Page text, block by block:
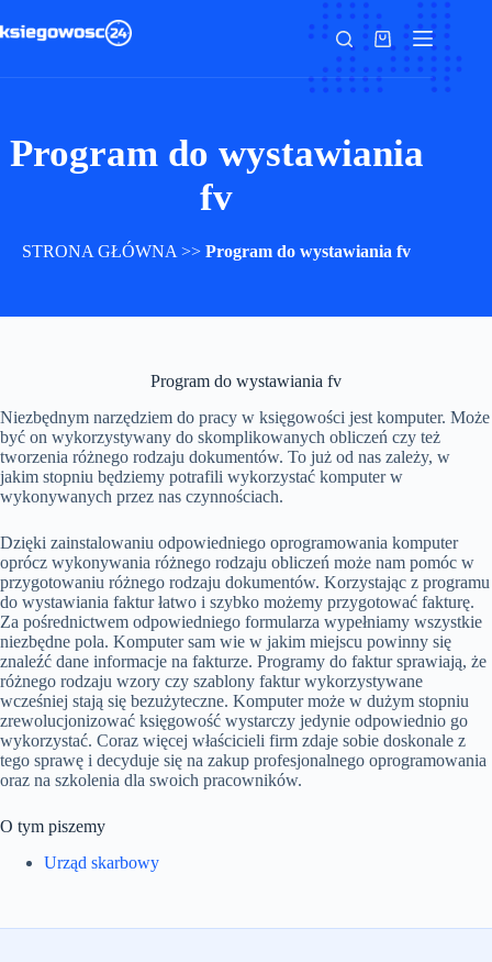
do
Koszyk
Program do wystawiania
fv
STRONA GŁÓWNA >>Program do wystawiania fv
Program do wystawiania fv
Niezbędnym narzędziem do pracy w księgowości jest komputer. Może
być on wykorzystywany do skomplikowanych obliczeń czy też
tworzenia różnego rodzaju dokumentów. To już od nas zależy, w
jakim stopniu będziemy potrafili wykorzystać komputer w
wykonywanych przez nas czynnościach.
Dzięki zainstalowaniu odpowiedniego oprogramowania komputer
oprócz wykonywania różnego rodzaju obliczeń może nam pomóc w
przygotowaniu różnego rodzaju dokumentów. Korzystając z programu
do wystawiania faktur łatwo i szybko możemy przygotować fakturę.
Za pośrednictwem odpowiedniego formularza wypełniamy wszystkie
niezbędne pola. Komputer sam wie w jakim miejscu powinny się
znaleźć dane informacje na fakturze. Programy do faktur sprawiają, że
różnego rodzaju wzory czy szablony faktur wykorzystywane
wcześniej stają się bezużyteczne. Komputer może w dużym stopniu
zrewolucjonizować księgowość wystarczy jedynie odpowiednio go
wykorzystać. Coraz więcej właścicieli firm zdaje sobie doskonale z
tego sprawę i decyduje się na zakup profesjonalnego oprogramowania
oraz na szkolenia dla swoich pracowników.
O tym piszemy
Urząd skarbowy